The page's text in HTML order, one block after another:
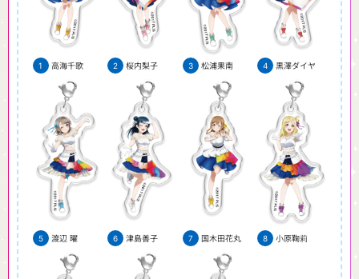
高海千歌 桜内梨子 松浦果南 黒澤ダイヤ
渡辺 曜 津島善子 国木田花丸 小原鞠莉